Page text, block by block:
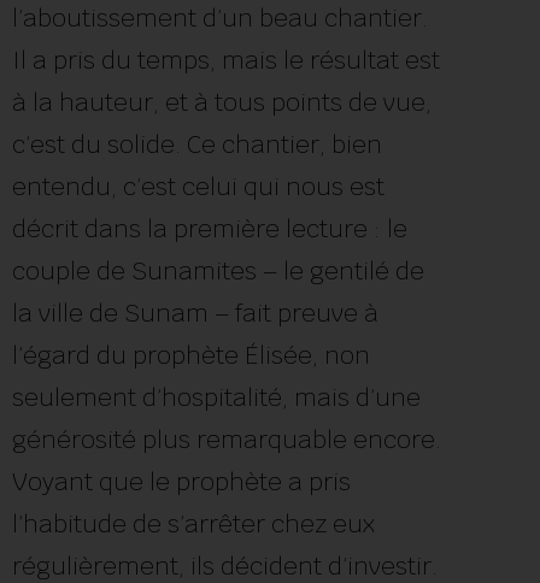
l’aboutissement d’un beau chantier.
Il a pris du temps, mais le résultat est
à la hauteur, et à tous points de vue,
c’est du solide. Ce chantier, bien
entendu, c’est celui qui nous est
décrit dans la première lecture : le
couple de Sunamites – le gentilé de
la ville de Sunam – fait preuve à
l’égard du prophète Élisée, non
seulement d’hospitalité, mais d’une
générosité plus remarquable encore.
Voyant que le prophète a pris
l’habitude de s’arrêter chez eux
régulièrement, ils décident d’investir.